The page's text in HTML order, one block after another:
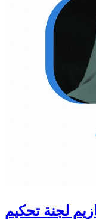
لجنة تحكيم